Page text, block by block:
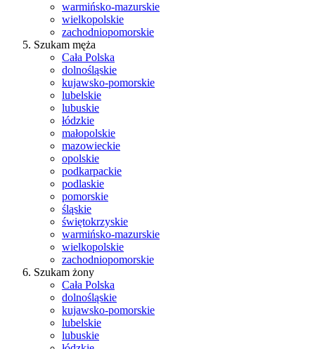
warmińsko-mazurskie
wielkopolskie
zachodniopomorskie
Szukam męża
Cała Polska
dolnośląskie
kujawsko-pomorskie
lubelskie
lubuskie
łódzkie
małopolskie
mazowieckie
opolskie
podkarpackie
podlaskie
pomorskie
śląskie
świętokrzyskie
warmińsko-mazurskie
wielkopolskie
zachodniopomorskie
Szukam żony
Cała Polska
dolnośląskie
kujawsko-pomorskie
lubelskie
lubuskie